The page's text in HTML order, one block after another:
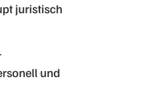
juristisch
und